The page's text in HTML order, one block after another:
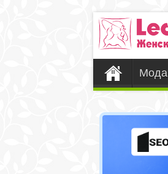
Мода